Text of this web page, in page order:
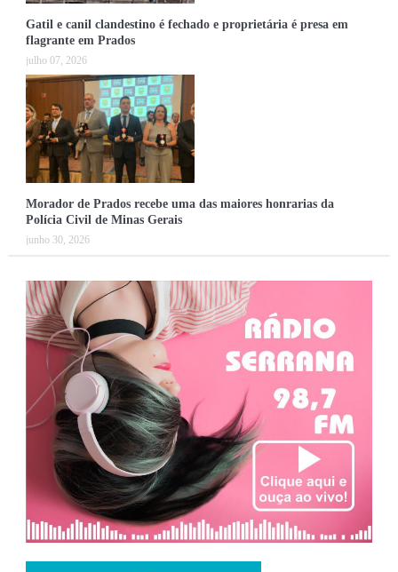
Gatil e canil clandestino é fechado e proprietária é presa em
flagrante em Prados
julho 07, 2026
Morador de Prados recebe uma das maiores honrarias da
Polícia Civil de Minas Gerais
junho 30, 2026